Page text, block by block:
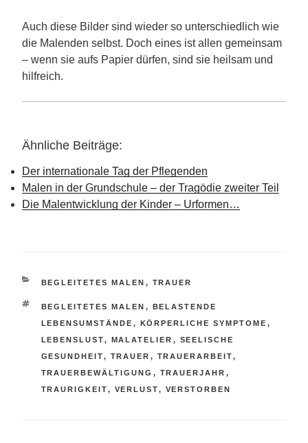
Auch diese Bilder sind wieder so unterschiedlich wie
die Malenden selbst. Doch eines ist allen gemeinsam
– wenn sie aufs Papier dürfen, sind sie heilsam und
hilfreich.
Ähnliche Beiträge:
Der internationale Tag der Pflegenden
Malen in der Grundschule – der Tragödie zweiter Teil
Die Malentwicklung der Kinder – Urformen…
KATEGORIEN
BEGLEITETES MALEN , TRAUER
SCHLAGWÖRTER
BEGLEITETES MALEN ,
BELASTENDE
LEBENSUMSTÄNDE , KÖRPERLICHE SYMPTOME ,
LEBENSLUST, MALATELIER , SEELISCHE
GESUNDHEIT, TRAUER , TRAUERARBEIT,
TRAUERBEWÄLTIGUNG , TRAUERJAHR ,
TRAURIGKEIT, VERLUST, VERSTORBEN